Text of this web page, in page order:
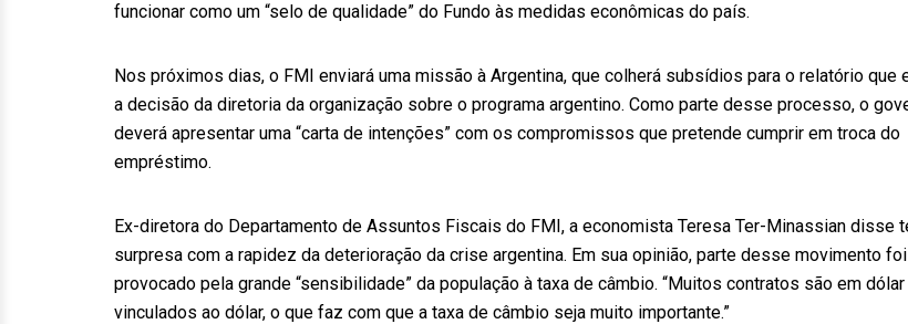
funcionar como um “selo de qualidade” do Fundo às medidas econômicas do país.
Nos próximos dias, o FMI enviará uma missão à Argentina, que colherá subsídios para o relatório que
a decisão da diretoria da organização sobre o programa argentino. Como parte desse processo, o
deverá apresentar uma “carta de intenções” com os compromissos que pretende cumprir em troca do
empréstimo.
Ex-diretora do Departamento de Assuntos Fiscais do FMI, a economista Teresa Ter-Minassian disse
surpresa com a rapidez da deterioração da crise argentina. Em sua opinião, parte desse movimento foi
provocado pela grande “sensibilidade” da população à taxa de câmbio. “Muitos contratos são em dólar
vinculados ao dólar, o que faz com que a taxa de câmbio seja muito importante.”